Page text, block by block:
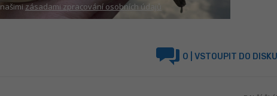
našimizásadami zpracování osobních údajů
0 | VSTOUPIT DO